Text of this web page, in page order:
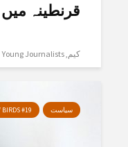
قرنطینہ
کیم Young Journalists
سیاست BIRDS #19